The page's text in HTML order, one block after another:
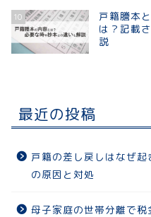
10
戸籍謄本
は？記載
説
最近の投稿
戸籍の差し戻しはなぜ起
の原因と対処
母子家庭の世帯分離で税